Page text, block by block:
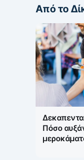
Από το
Πόσο